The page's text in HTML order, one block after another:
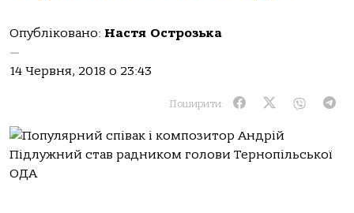
Опубліковано: Настя Острозька
—
14 Червня, 2018 о 23:43
Поширити: